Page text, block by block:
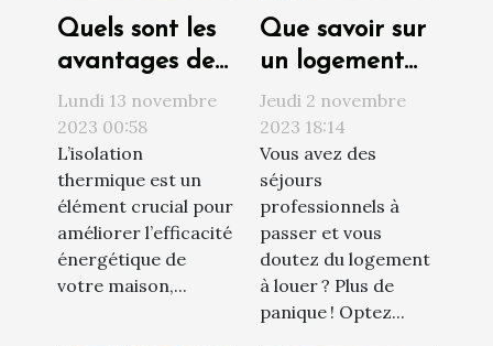
Quels sont les
avantages de
l’isolation
thermique par
l’intérieur pour
votre maison ?
Lundi 13 novembre
2023 00:58
L’isolation
thermique est un
élément crucial pour
améliorer l’efficacité
énergétique de
votre maison,...
Que savoir sur
un logement
social ?
Jeudi 2 novembre
2023 18:14
Vous avez des
séjours
professionnels à
passer et vous
doutez du logement
à louer ? Plus de
panique ! Optez...